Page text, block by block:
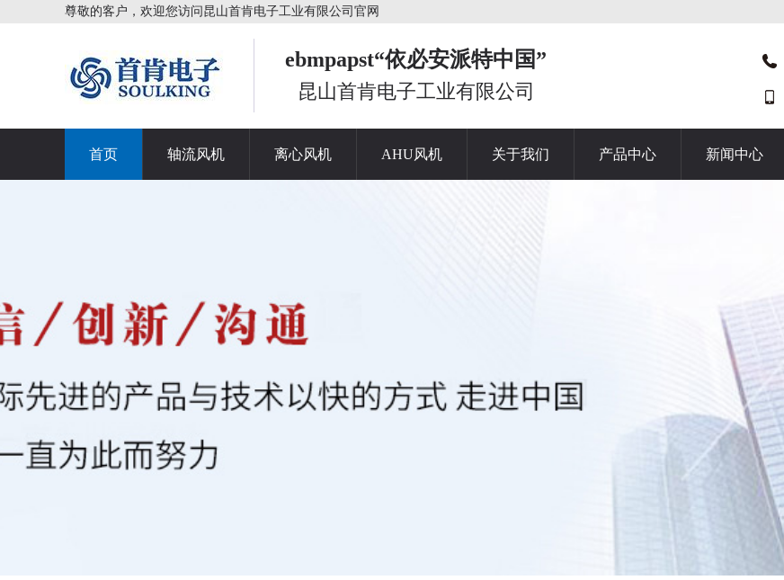
尊敬的客户，欢迎您访问昆山首肯电子工业有限公司官网
ebmpapst“依必安派特中国”
昆山首肯电子工业有限公司
首页 轴流风机 离心风机 AHU风机 关于我们 产品中心 新闻中心